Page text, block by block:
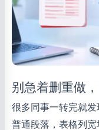
别急着删重做
很多同事一转完就
普通段落，表格列